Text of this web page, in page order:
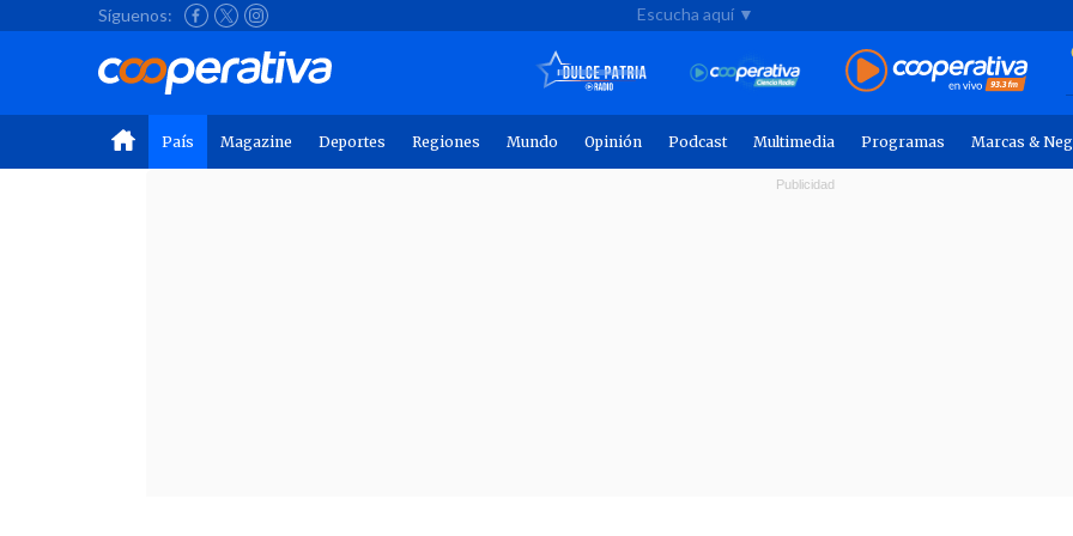
Síguenos: Escucha aquí ▼
País Magazine Deportes Regiones Mundo Opinión Podcast Multimedia Programas Marcas &